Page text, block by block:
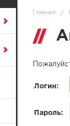
Главная /
Логин:
Пароль: